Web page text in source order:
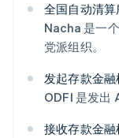
全国自动清算
Nacha 是一
党派组织。
发起存款金
ODFI 是发出
接收存款金融